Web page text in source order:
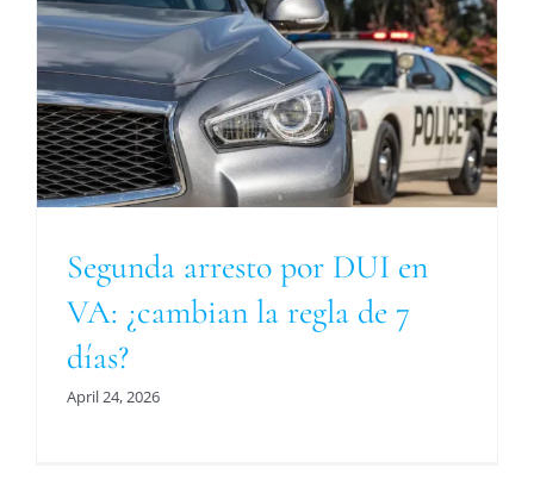
Segunda arresto por DUI en
VA: ¿cambian la regla de 7
días?
April 24, 2026